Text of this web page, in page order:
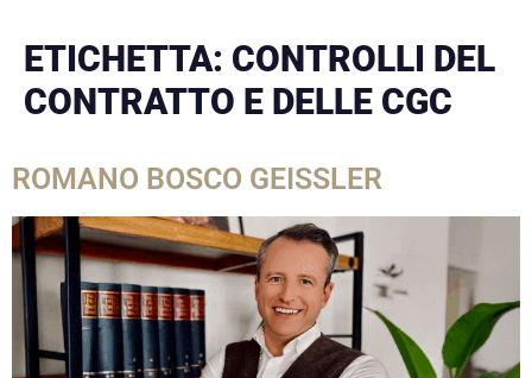
ETICHETTA: CONTROLLI DEL
CONTRATTO E DELLE CGC
ROMANO BOSCO GEISSLER